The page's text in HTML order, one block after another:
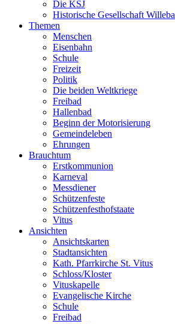
Die KSJ
Historische Gesellschaft
Themen
Menschen
Eisenbahn
Schule
Freizeit
Politik
Die beiden Weltkriege
Freibad
Hallenbad
Beginn der Motorisierung
Gemeindeleben
Ehrungen
Brauchtum
Erstkommunion
Karneval
Messdiener
Schützenfeste
Schützenfesthofstaate
Vitus
Ansichten
Ansichtskarten
Stadtansichten
Kath. Pfarrkirche St. Vitus
Schloss/Kloster
Vituskapelle
Evangelische Kirche
Schule
Freibad